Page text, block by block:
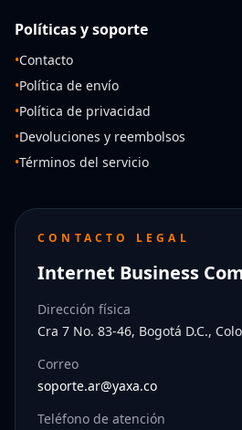
Políticas y soporte
•Contacto
•Política de envío
•Política de privacidad
•Devoluciones y reembolsos
•Términos del servicio
CONTACTO LEGAL
Internet Business
Dirección física
Cra 7 No. 83-46, Bogotá D.C.,
Correo
soporte.ar@yaxa.co
Teléfono de atención